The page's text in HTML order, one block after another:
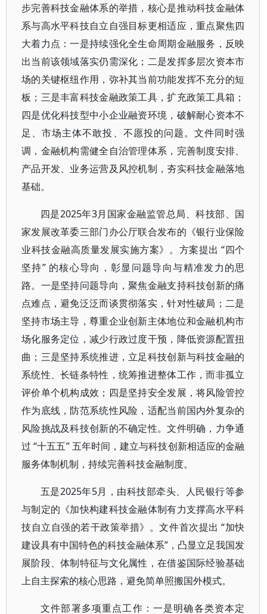
步完善科技金融体系的举措，核心是推动科技金融体
系与高水平科技自立自强目标更相适应，重点聚焦四
大着力点：一是持续强化全生命周期金融服务，反映
出当前该领域落实仍需深化；二是发挥多层次资本市
场的关键枢纽作用，弥补其当前功能发挥不充分的短
板；三是丰富科技金融政策工具，扩充政策工具箱；
四是优化科技型中小企业融资环境，破解耐心资本不
足、市场主体不敢投、不愿投的问题。文件同时强
调，金融机构需健全自治管理体系，完善制度安排、
产品开发、业务运营及风控机制，夯实科技金融落地
基础。
四是2025年3月国家金融监管总局、科技部、国
家发展改革委三部门办公厅联合发布的《银行业保险
业科技金融高质量发展实施方案》。方案提出 “四个
坚持” 的核心导向，彰显问题导向与精准发力的思
路。一是坚持问题导向，聚焦金融支持科技创新的痛
点难点，避免泛泛而谈贯彻落实，针对性破局；二是
坚持市场主导，尊重企业创新主体地位和金融机构市
场化服务定位，减少行政过度干预，降低资源配置扭
曲；三是坚持系统推进，立足科技创新与科技金融的
系统性、长链条特性，统筹推进整体工作，而非孤立
评价单个机构成效；四是坚持安全发展，将风险管控
作为底线，防范系统性风险，适配当前国内外复杂的
风险挑战及科技创新的不确定性。文件明确，力争通
过 “十五五” 五年时间，建立与科技创新相适应的金融
服务体制机制，持续完善科技金融制度。
五是2025年5月，由科技部牵头、人民银行等参
与制定的《加快构建科技金融体制有力支撑高水平科
技自立自强的若干政策举措》。文件首次提出 “加快
建设具有中国特色的科技金融体系”，凸显立足我国发
展阶段、体制特征与文化属性，在借鉴国际经验基础
上自主探索的核心思路，避免简单照搬国外模式。
文件部署多项重点工作：一是明确各类资本定